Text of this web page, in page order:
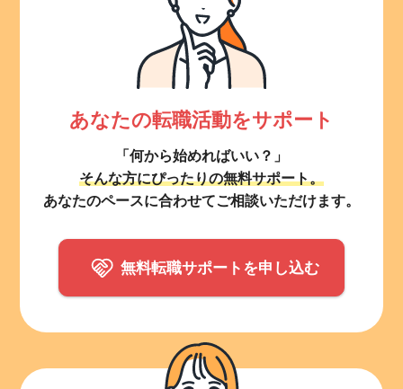
あなたの転職活動をサポート
「何から始めればいい？」
そんな方にぴったりの無料サポート。
あなたのペースに合わせてご相談いただけます。
無料転職サポートを申し込む